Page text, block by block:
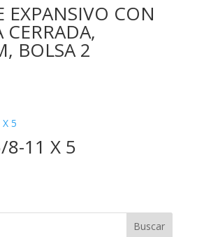
EXPANSIVO CON
CERRADA,
BOLSA 2
8-11 X 5